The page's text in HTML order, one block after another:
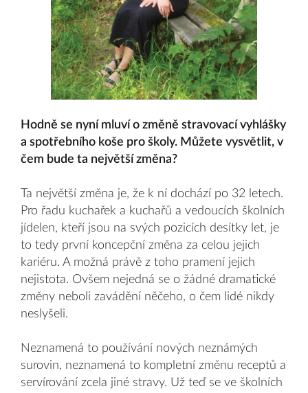
Hodně se nyní mluví o změně stravovací vyhlášky
a spotřebního koše pro školy. Můžete vysvětlit, v
čem bude ta největší změna?
Ta největší změna je, že k ní dochází po 32 letech.
Pro řadu kuchařek a kuchařů a vedoucích školních
jídelen, kteří jsou na svých pozicích desítky let, je
to tedy první koncepční změna za celou jejich
kariéru. A možná právě z toho pramení jejich
nejistota. Ovšem nejedná se o žádné dramatické
změny neboli zavádění něčeho, o čem lidé nikdy
neslyšeli.
Neznamená to používání nových neznámých
surovin, neznamená to kompletní změnu receptů a
servírování zcela jiné stravy. Už teď se ve školních